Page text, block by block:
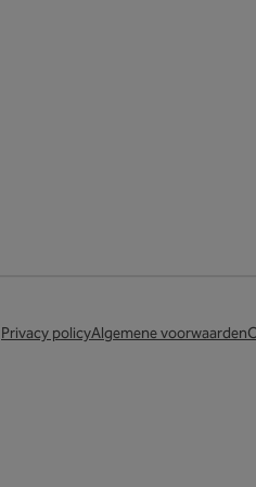
Privacy policyAlgemene voorwaarden